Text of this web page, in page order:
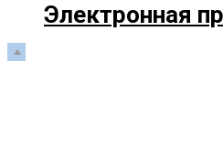
Электронная